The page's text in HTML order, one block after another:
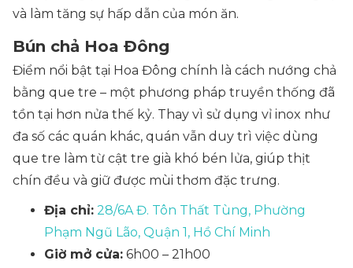
và làm tăng sự hấp dẫn của món ăn.
Bún chả Hoa Đông
Điểm nổi bật tại Hoa Đông chính là cách nướng chả
bằng que tre – một phương pháp truyền thống đã
tồn tại hơn nửa thế kỷ. Thay vì sử dụng vỉ inox như
đa số các quán khác, quán vẫn duy trì việc dùng
que tre làm từ cật tre già khó bén lửa, giúp thịt
chín đều và giữ được mùi thơm đặc trưng.
Địa chỉ: 28/6A Đ. Tôn Thất Tùng, Phường
Phạm Ngũ Lão, Quận 1, Hồ Chí Minh
Giờ mở cửa: 6h00 – 21h00